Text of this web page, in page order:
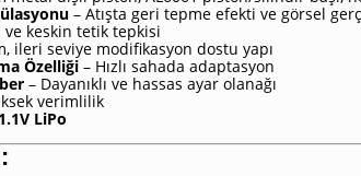
– Atışta geri tepme efekti ve görsel
ve keskin tetik tepkisi
ileri seviye modifikasyon dostu yapı
Özelliği – Hızlı sahada adaptasyon
– Dayanıklı ve hassas ayar olanağı
verimlilik
LiPo